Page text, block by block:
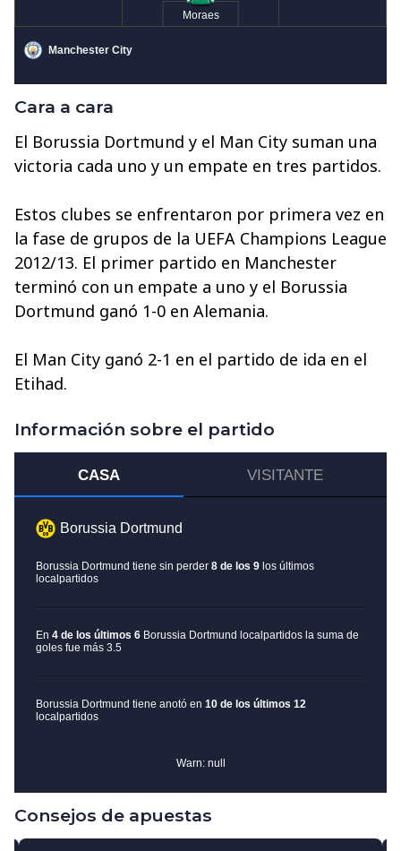
Cara a cara
El Borussia Dortmund y el Man City suman una
victoria cada uno y un empate en tres partidos.
Estos clubes se enfrentaron por primera vez en
la fase de grupos de la UEFA Champions League
2012/13. El primer partido en Manchester
terminó con un empate a uno y el Borussia
Dortmund ganó 1-0 en Alemania.
El Man City ganó 2-1 en el partido de ida en el
Etihad.
Información sobre el partido
Consejos de apuestas